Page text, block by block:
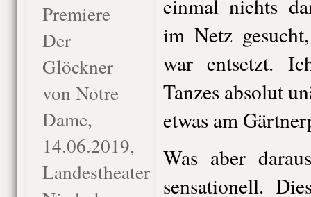
Premiere
Der
Glöckner
von Notre
Dame,
14.06.2019,
Landestheater
einmal nichts
im Netz
war entsetzt.
Tanzes absolut
etwas am
Was aber
sensationell.